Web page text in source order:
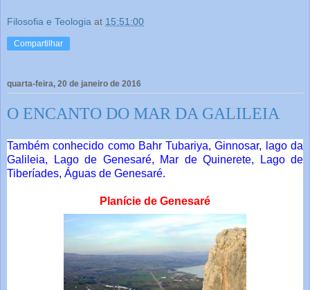
Filosofia e Teologia at 15:51:00
Compartilhar
quarta-feira, 20 de janeiro de 2016
O ENCANTO DO MAR DA GALILEIA
Também conhecido como Bahr Tubariya, Ginnosar, lago da
Galileia, Lago de Genesaré, Mar de Quinerete, Lago de
Tiberíades, Águas de Genesaré.
Planície de Genesaré